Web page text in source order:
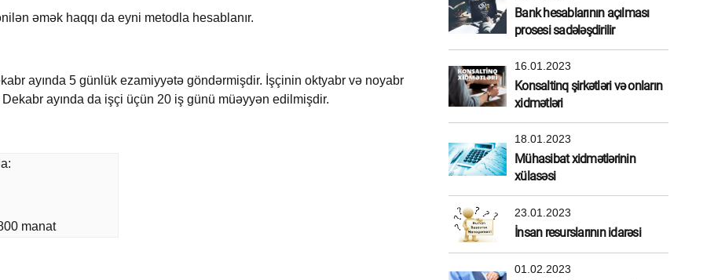
əmək haqqı da eyni metodla hesablanır.
ayında 5 günlük ezamiyyətə göndərmişdir. İşçinin oktyabr və noyabr
Dekabr ayında da işçi üçün 20 iş günü müəyyən edilmişdir.
manat
Bank hesablarının açılması
prosesi sadələşdirilir
16.01.2023
Konsaltinq şirkətləri və onların
xidmətləri
18.01.2023
Mühasibat xidmətlərinin
xülasəsi
23.01.2023
İnsan resurslarının idarəsi
01.02.2023